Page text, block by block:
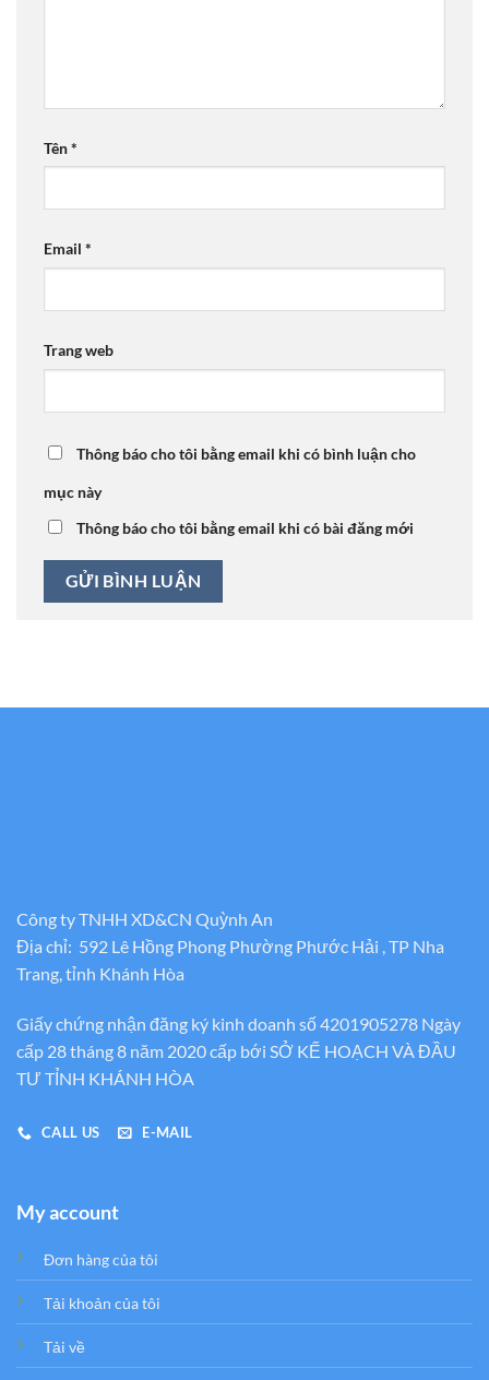
Tên*
Email *
Trang web
Thông báo cho tôi bằng email khi có bình luận cho
mục này
Thông báo cho tôi bằng email khi có bài đăng mới
Công ty TNHH XD&CN Quỳnh An
Địa chỉ: 592 Lê Hồng Phong Phường Phước Hải , TP Nha
Trang, tỉnh Khánh Hòa
Giấy chứng nhận đăng ký kinh doanh số 4201905278 Ngày
cấp 28 tháng 8 năm 2020 cấp bới SỞ KẾ HOẠCH VÀ ĐẦU
TƯ TỈNH KHÁNH HÒA
CALL US E-MAIL
My account
Đơn hàng của tôi
Tải khoản của tôi
Tải về